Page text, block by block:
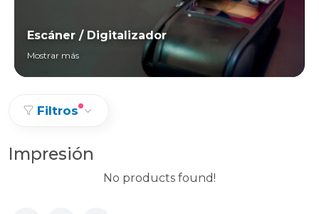
Escáner / Digitalizador
Mostrar más
Filtros
Impresión
No products found!